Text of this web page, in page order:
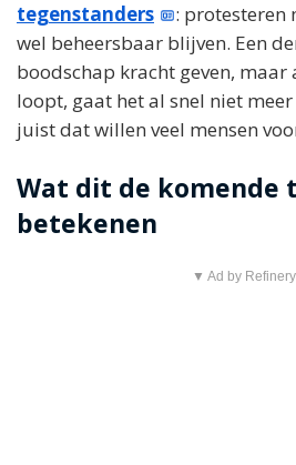
tegenstanders
: protesteren
wel beheersbaar blijven. Een
boodschap kracht geven, maar
loopt, gaat het al snel niet
juist dat willen veel mensen
Wat dit de komende
betekenen
▼ Ad by